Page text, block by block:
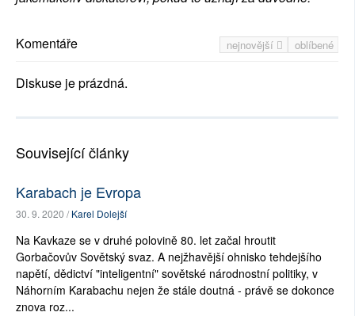
nejnovější oblíbené
Komentáře
Diskuse je prázdná.
Související články
Karabach je Evropa
30. 9. 2020 /Karel Dolejší
Na Kavkaze se v druhé polovině 80. let začal hroutit
Gorbačovův Sovětský svaz. A nejžhavější ohnisko tehdejšího
napětí, dědictví "inteligentní" sovětské národnostní politiky, v
Náhorním Karabachu nejen že stále doutná - právě se dokonce
znova roz...